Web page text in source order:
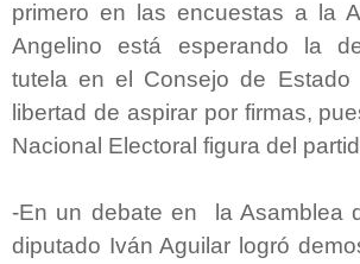
primero en las encuestas a la
Angelino está esperando la
tutela en el Consejo de
libertad de aspirar por firmas,
Nacional Electoral figura del
-En un debate en la Asamblea
diputado Iván Aguilar logró